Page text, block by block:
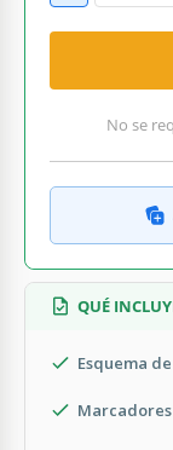
No se
QUÉ
Esquema